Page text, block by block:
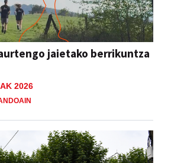
jaietako berrikuntza
2026